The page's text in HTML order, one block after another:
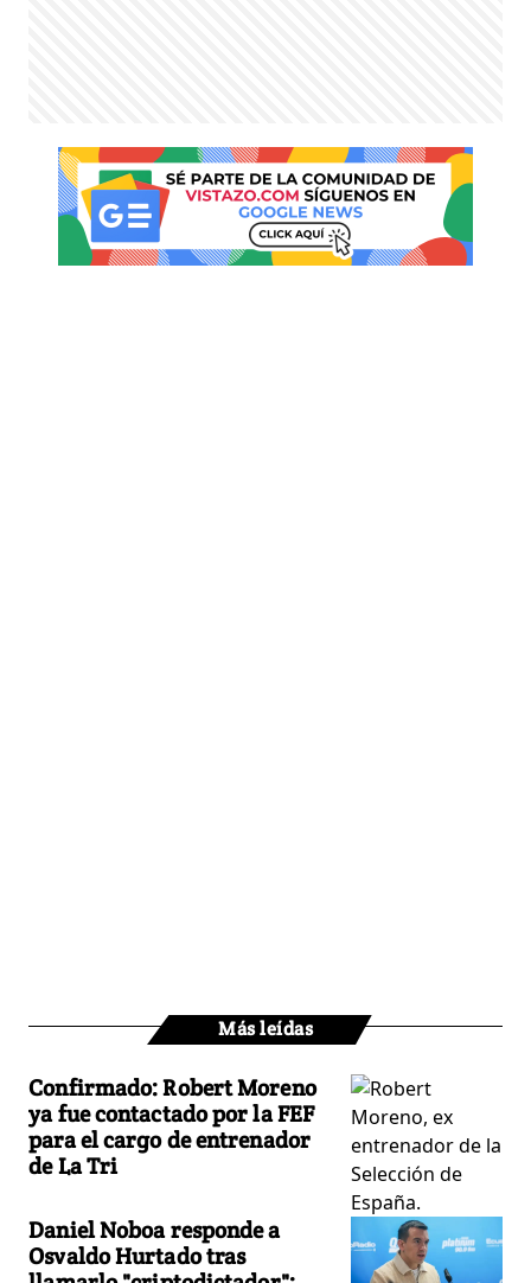
Más leídas
Confirmado: Robert Moreno
ya fue contactado por la FEF
para el cargo de entrenador
de La Tri
Daniel Noboa responde a
Osvaldo Hurtado tras